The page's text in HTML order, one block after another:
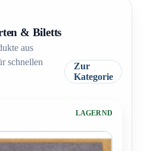
& Biletts
aus
schnellen
Zur
Kategorie
LAGERND